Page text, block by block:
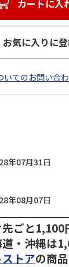
カートに入
お気に入りに
いてのお問い合
年07月31日
年08月07日
ごと1,100
・沖縄は
トアの商